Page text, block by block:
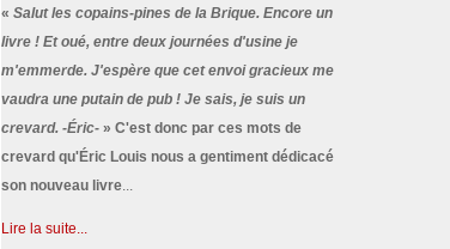
« Salut les copains-pines de la Brique. Encore un
livre ! Et oué, entre deux journées d'usine je
m'emmerde. J'espère que cet envoi gracieux me
vaudra une putain de pub ! Je sais, je suis un
crevard. -Éric- » C'est donc par ces mots de
crevard qu'Éric Louis nous a gentiment dédicacé
son nouveau livre...
Lire la suite...